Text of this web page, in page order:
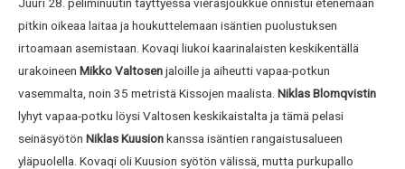
pitkin oikeaa laitaa ja houkuttelemaan isäntien puolustuksen
irtoamaan asemistaan. Kovaqi liukoi kaarinalaisten keskikentällä
urakoineen Mikko Valtosenjaloille ja aiheutti vapaa-potkun
vasemmalta, noin 35 metristä Kissojen maalista. Niklas Blomqvistin
lyhyt vapaa-potku löysi Valtosen keskikaistalta ja tämä pelasi
seinäsyötön Niklas Kuusionkanssa isäntien rangaistusalueen
yläpuolella. Kovaqi oli Kuusion syötön välissä, mutta purkupallo